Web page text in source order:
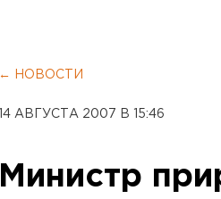
← НОВОСТИ
14 АВГУСТА 2007 В 15:46
Министр